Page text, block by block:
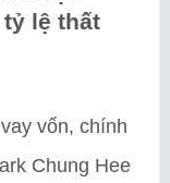
tỷ lệ thất
vốn, chính
Chung Hee